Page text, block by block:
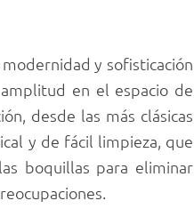
y sofisticación
en el espacio de
desde las más clásicas
y de fácil limpieza, que
boquillas para eliminar